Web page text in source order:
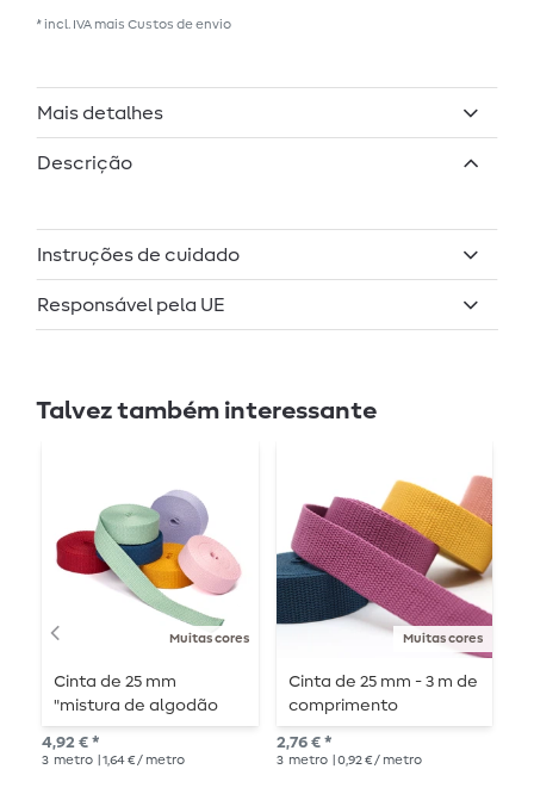
* incl. IVA mais Custos de envio
Mais detalhes
Descrição
Instruções de cuidado
Responsável pela UE
Talvez também interessante
Muitas cores
Cinta de 25 mm
"mistura de algodão
macio" - 3 m de
comprimento
4,92 € *
3 metro | 1,64 € / metro
Muitas cores
Cinta de 25 mm - 3 m de
comprimento
2,76 € *
3 metro | 0,92 € / metro